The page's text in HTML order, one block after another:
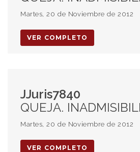
Martes, 20 de Noviembre de 2012
VER COMPLETO
JJuris7840
QUEJA. INADMISIBILIDAD. RÉGIMEN PATRIMONIAL DEL MATRIMONIO. CALIFICACION DE
Martes, 20 de Noviembre de 2012
VER COMPLETO